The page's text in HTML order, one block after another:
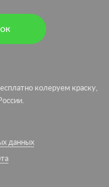
колеруем краску,
данных